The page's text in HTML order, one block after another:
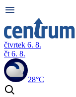
čtvrtek 6. 8.
čt 6. 8.
28°C